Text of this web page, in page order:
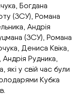
Богдана
(ЗСУ), Романа
Андрія
(ЗСУ), Романа
Дениса Квіка,
Рудника,
у свій час були
Кубка